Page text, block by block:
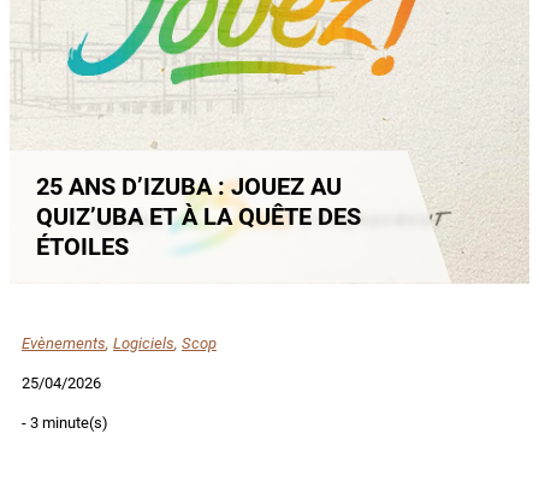
25 ANS D’IZUBA : JOUEZ AU
QUIZ’UBA ET À LA QUÊTE DES
ÉTOILES
Evènements, Logiciels, Scop
25/04/2026
- 3 minute(s)